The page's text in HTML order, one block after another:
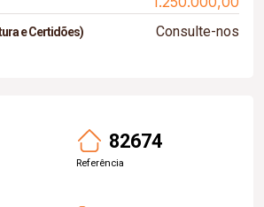
e Certidões) Consulte-nos
82674
Referência